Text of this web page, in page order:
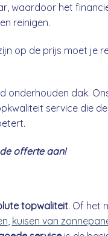
waardoor het
reinigen.
op de prijs moet je
onderhouden dak.
service die
offerte aan!
topwaliteit. Of het
, kuisen van